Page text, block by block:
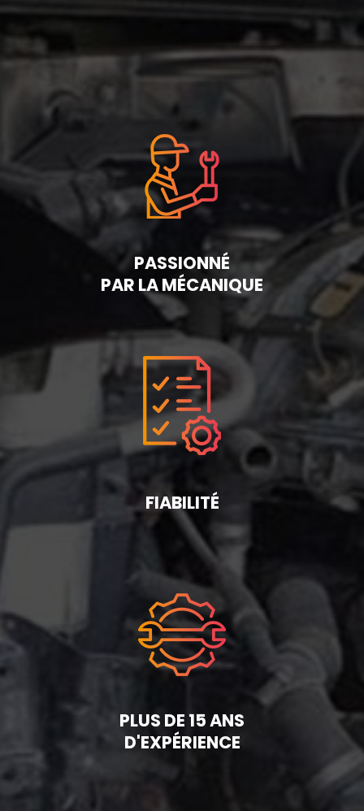
PASSIONNÉ
PAR LA MÉCANIQUE
FIABILITÉ
PLUS DE 15 ANS
D'EXPÉRIENCE